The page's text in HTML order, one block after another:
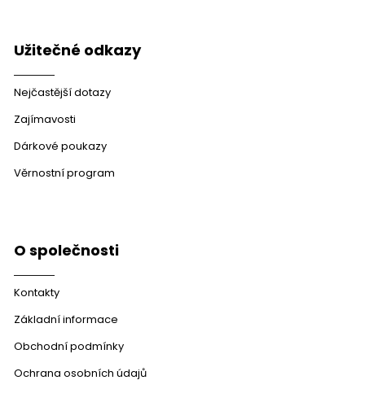
Užitečné odkazy
Nejčastější dotazy
Zajímavosti
Dárkové poukazy
Věrnostní program
O společnosti
Kontakty
Základní informace
Obchodní podmínky
Ochrana osobních údajů